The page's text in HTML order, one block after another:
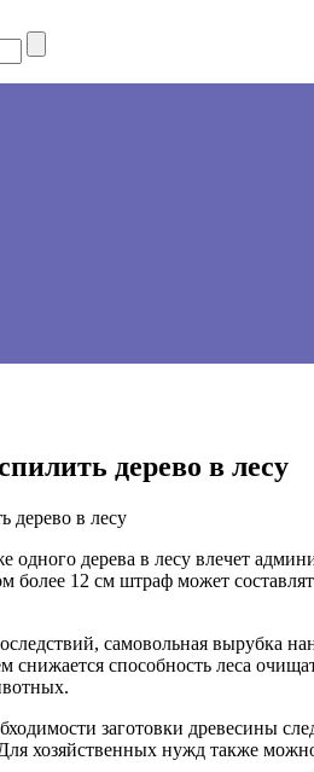
дерево в лесу
одного дерева в лесу влечет
более 12 см штраф может
самовольная вырубка
снижается способность леса
заготовки древесины
хозяйственных нужд также